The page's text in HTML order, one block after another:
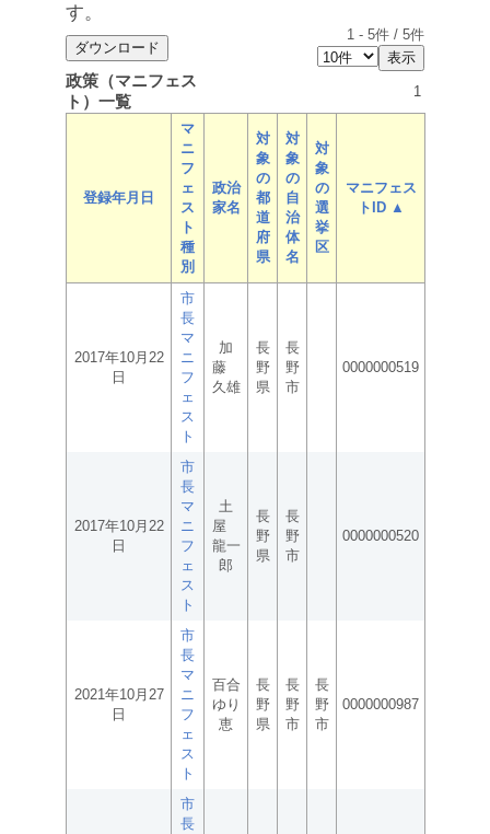
す。
1 - 5件 / 5件
政策（マニフェス
ト）一覧
1
登録年月日
マ
ニ
フ
ェ
ス
ト
種
別
政治
家名
対
象
の
都
道
府
県
対
象
の
自
治
体
名
対
象
の
選
挙
区
マニフェス
トID ▲
2017年10月22
日
市
長
マ
ニ
フ
ェ
ス
ト
加
藤
久雄
長
野
県
長
野
市
0000000519
2017年10月22
日
市
長
マ
ニ
フ
ェ
ス
ト
土
屋
龍一
郎
長
野
県
長
野
市
0000000520
2021年10月27
日
市
長
マ
ニ
フ
ェ
ス
ト
百合
ゆり
恵
長
野
県
長
野
市
長
野
市
0000000987
市
長